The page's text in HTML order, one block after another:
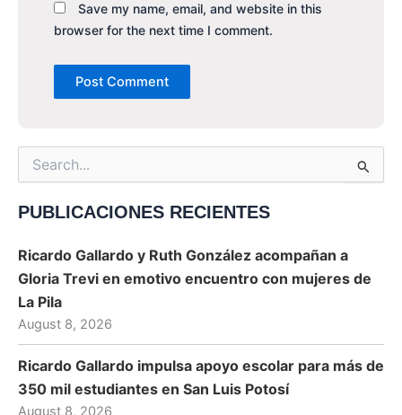
Save my name, email, and website in this
browser for the next time I comment.
Search
for:
PUBLICACIONES RECIENTES
Ricardo Gallardo y Ruth González acompañan a
Gloria Trevi en emotivo encuentro con mujeres de
La Pila
August 8, 2026
Ricardo Gallardo impulsa apoyo escolar para más de
350 mil estudiantes en San Luis Potosí
August 8, 2026